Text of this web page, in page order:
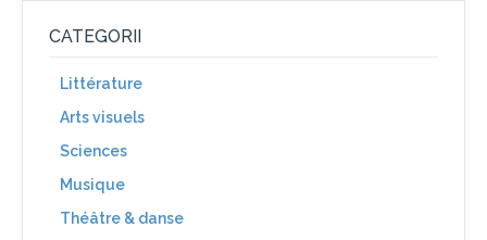
CATEGORII
Littérature
Arts visuels
Sciences
Musique
Théâtre & danse